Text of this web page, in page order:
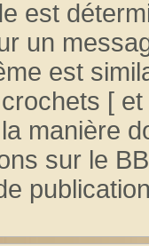
est
un
est
[
manière
sur le